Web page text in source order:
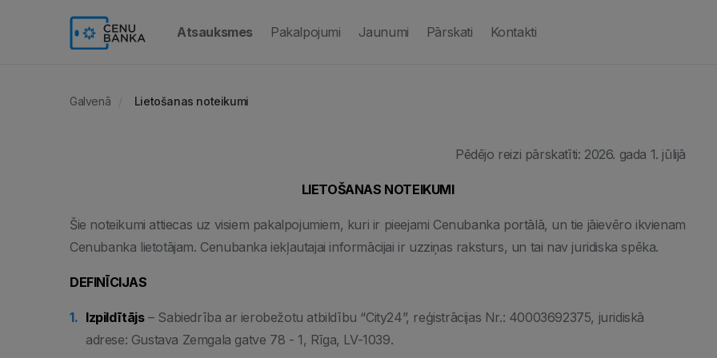
Atsauksmes(current)
Pakalpojumi Jaunumi Pārskati Kontakti
Galvenā Lietošanas noteikumi
Pēdējo reizi pārskatīti: 2026. gada 1. jūlijā
LIETOŠANAS NOTEIKUMI
Šie noteikumi attiecas uz visiem pakalpojumiem, kuri ir pieejami Cenubanka portālā, un tie jāievēro ikvienam
Cenubanka lietotājam. Cenubanka iekļautajai informācijai ir uzziņas raksturs, un tai nav juridiska spēka.
DEFINĪCIJAS
Izpildītājs– Sabiedrība ar ierobežotu atbildību “City24”, reģistrācijas Nr.: 40003692375, juridiskā
adrese: Gustava Zemgala gatve 78 - 1, Rīga, LV-1039.